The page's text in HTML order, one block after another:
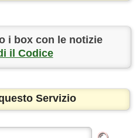
i box con le notizie
il Codice
Servizio